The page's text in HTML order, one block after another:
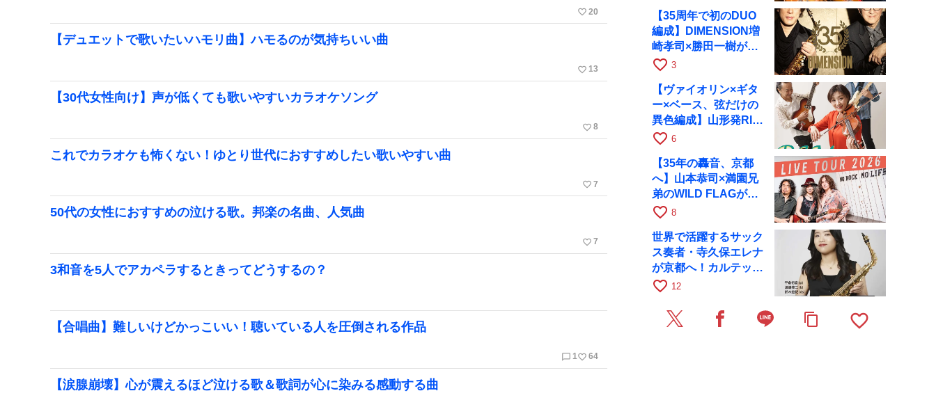
favorite_border 20
【デュエットで歌いたいハモリ曲】ハモるのが気持ちいい曲
favorite_border 13
【30代女性向け】声が低くても歌いやすいカラオケソング
favorite_border 8
これでカラオケも怖くない！ゆとり世代におすすめしたい歌いやすい曲
favorite_border 7
50代の女性におすすめの泣ける歌。邦楽の名曲、人気曲
favorite_border 7
3和音を5人でアカペラするときってどうするの？
【合唱曲】難しいけどかっこいい！聴いている人を圧倒される作品
chat_bubble_outline 1favorite_border 64
【涙腺崩壊】心が震えるほど泣ける歌＆歌詞が心に染みる感動する曲
【35周年で初のDUO
編成】DIMENSION増
崎孝司×勝田一樹が10
月11日に京都RAGへ
favorite_border 3
【ヴァイオリン×ギタ
ー×ベース、弦だけの
異色編成】山形発RIM
が初全国ツアーで8月
favorite_border 6
【35年の轟音、京都
へ】山本恭司×満園兄
弟のWILD FLAGが8
月6日にRAGでライブ
favorite_border 8
世界で活躍するサック
ス奏者・寺久保エレナ
が京都へ！カルテッ
ト・ツアー京都公演を
favorite_border 12
content_copy favorite_border